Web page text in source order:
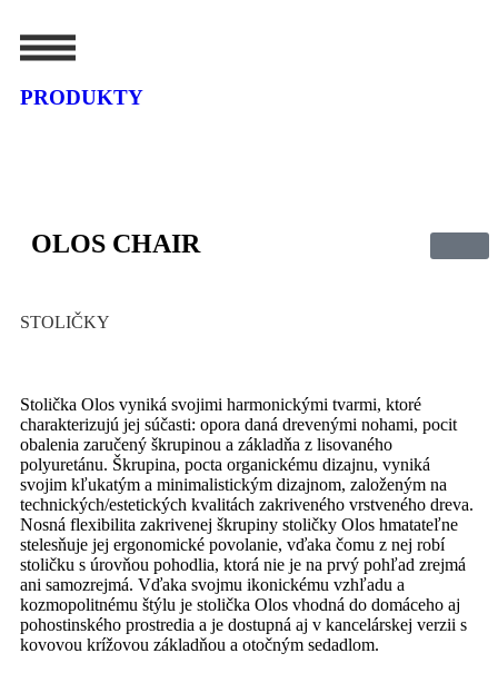
PRODUKTY
OLOS CHAIR
STOLIČKY
Stolička Olos vyniká svojimi harmonickými tvarmi, ktoré
charakterizujú jej súčasti: opora daná drevenými nohami, pocit
obalenia zaručený škrupinou a základňa z lisovaného
polyuretánu. Škrupina, pocta organickému dizajnu, vyniká
svojim kľukatým a minimalistickým dizajnom, založeným na
technických/estetických kvalitách zakriveného vrstveného dreva.
Nosná flexibilita zakrivenej škrupiny stoličky Olos hmatateľne
stelesňuje jej ergonomické povolanie, vďaka čomu z nej robí
stoličku s úrovňou pohodlia, ktorá nie je na prvý pohľad zrejmá
ani samozrejmá. Vďaka svojmu ikonickému vzhľadu a
kozmopolitnému štýlu je stolička Olos vhodná do domáceho aj
pohostinského prostredia a je dostupná aj v kancelárskej verzii s
kovovou krížovou základňou a otočným sedadlom.